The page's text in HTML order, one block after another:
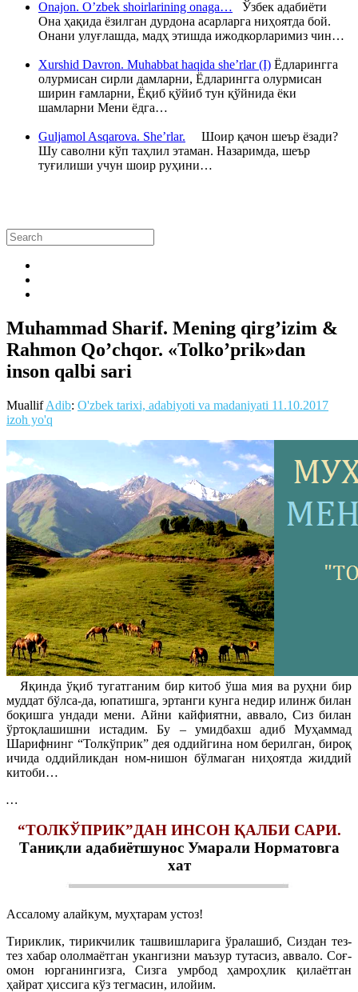
Onajon. O’zbek shoirlarining onaga… Ўзбек адабиёти
Она ҳақида ёзилган дурдона асарларга ниҳоятда бой.
Онани улуғлашда, мадҳ этишда ижодкорларимиз чин…
Xurshid Davron. Muhabbat haqida she’rlar (I) Ёдларингга
олурмисан сирли дамларни, Ёдларингга олурмисан
ширин ғамларни, Ёқиб қўйиб тун қўйнида ёки
шамларни Мени ёдга…
Guljamol Asqarova. She’rlar. Шоир қачон шеър ёзади?
Шу саволни кўп таҳлил этаман. Назаримда, шеър
туғилиши учун шоир руҳини…
Muhammad Sharif. Mening qirg’izim &
Rahmon Qo’chqor. «Tolko’prik»dan
inson qalbi sari
MuallifAdib: O'zbek tarixi, adabiyoti va madaniyati 11.10.2017
izoh yo'q
Яқинда ўқиб тугатганим бир китоб ўша мия ва руҳни бир
муддат бўлса-да, юпатишга, эртанги кунга недир илинж билан
боқишга ундади мени. Айни кайфиятни, аввало, Сиз билан
ўртоқлашишни истадим. Бу – умидбахш адиб Муҳаммад
Шарифнинг “Толкўприк” дея оддийгина ном берилган, бироқ
ичида оддийликдан ном-нишон бўлмаган ниҳоятда жиддий
китоби…
…
“ТОЛКЎПРИК”ДАН ИНСОН ҚАЛБИ САРИ.
Таниқли адабиётшунос Умарали Норматовга
хат
Ассалому алайкум, муҳтарам устоз!
Тириклик, тирикчилик ташвишларига ўралашиб, Сиздан тез-
тез хабар ололмаётган укангизни маъзур тутасиз, аввало. Соғ-
омон юрганингизга, Сизга умрбод ҳамроҳлик қилаётган
ҳайрат ҳиссига кўз тегмасин, илойим.